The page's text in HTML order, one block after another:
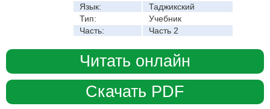
Язык:
Таджикский
Тип:
Учебник
Часть:
Часть 2
Читать онлайн
Скачать PDF